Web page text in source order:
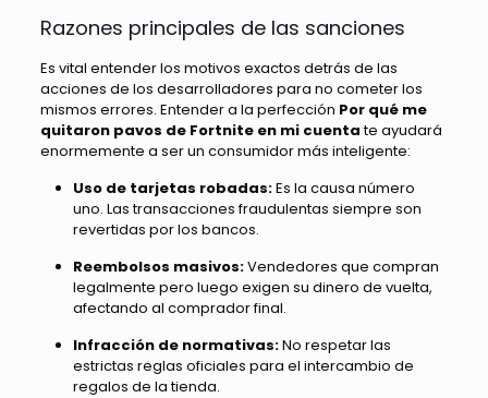
Razones principales de las sanciones
Es vital entender los motivos exactos detrás de las
acciones de los desarrolladores para no cometer los
mismos errores. Entender a la perfección Por qué me
quitaron pavos de Fortnite en mi cuentate ayudará
enormemente a ser un consumidor más inteligente:
Uso de tarjetas robadas:Es la causa número
uno. Las transacciones fraudulentas siempre son
revertidas por los bancos.
Reembolsos masivos:Vendedores que compran
legalmente pero luego exigen su dinero de vuelta,
afectando al comprador final.
Infracción de normativas:No respetar las
estrictas reglas oficiales para el intercambio de
regalos de la tienda.